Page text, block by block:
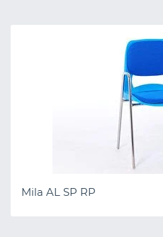
Mila AL SP RP